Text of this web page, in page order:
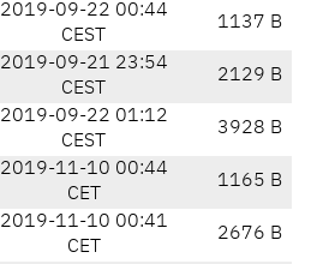
2019-09-22 00:44
CEST
1137 B
2019-09-21 23:54
CEST
2129 B
2019-09-22 01:12
CEST
3928 B
2019-11-10 00:44
CET
1165 B
2019-11-10 00:41
CET
2676 B